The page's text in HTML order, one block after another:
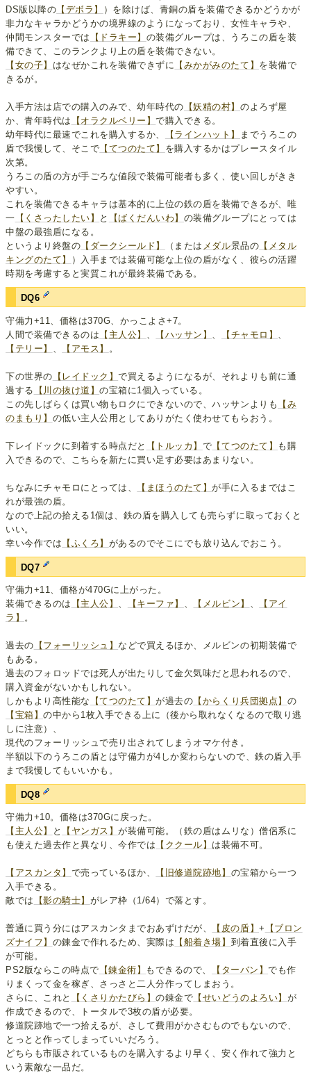
DS版以降の 【デボラ】
）を除けば、青銅の盾を装備できるかどうかが
非力なキャラかどうかの境界線のようになっており、女性キャラや、
仲間モンスターでは
【ドラキー】 の装備グループは、うろこの盾を装
備できて、このランクより上の盾を装備できない。
【女の子】 はなぜかこれを装備できずに 【みかがみのたて】 を装備で
きるが。
入手方法は店での購入のみで、幼年時代の 【妖精の村】のよろず屋
か、青年時代は
【オラクルベリー】で購入できる。
幼年時代に最速でこれを購入するか、
【ラインハット】
までうろこの
盾で我慢して、そこで 【てつのたて】 を購入するかはプレースタイル
次第。
うろこの盾の方が手ごろな値段で装備可能者も多く、使い回しがきき
やすい。
これを装備できるキャラは基本的に上位の鉄の盾を装備できるが、唯
一 【くさったしたい】 と 【ばくだんいわ】 の装備グループにとっては
中盤の最強盾になる。
というより終盤の 【ダークシールド】 （または メダル景品の 【メタル
キングのたて】
）入手までは装備可能な上位の盾がなく、彼らの活躍
時期を考慮すると実質これが最終装備である。
DQ6
守備力+11、価格は370G、かっこよさ+7。
人間で装備できるのは 【主人公】 【ハッサン】 【チャモロ】
【テリー】
【アモス】 。
下の世界の 【レイドック】で買えるようになるが、それよりも前に通
過する
【川の抜け道】の宝箱に1個入っている。
この先しばらくは買い物もロクにできないので、ハッサンよりも
【み
のまもり】 の低い主人公用としてありがたく使わせてもらおう。
下レイドックに到着する時点だと 【トルッカ】 で 【てつのたて】
も購
入できるので、こちらを新たに買い足す必要はあまりない。
ちなみにチャモロにとっては、 【まほうのたて】が手に入るまではこ
れが最強の盾。
なので上記の拾える1個は、鉄の盾を購入しても売らずに取っておくと
いい。
幸い今作では 【ふくろ】 があるのでそこにでも放り込んでおこう。
DQ7
守備力+11、価格が470Gに上がった。
装備できるのは
【主人公】 【キーファ】 【メルビン】
【アイ
ラ】
。
過去の 【フォーリッシュ】 などで買えるほか、メルビンの初期装備で
もある。
過去のフォロッドでは死人が出たりして金欠気味だと思われるので、
購入資金がないかもしれない。
しかもより高性能な
【てつのたて】が過去の 【からくり兵団拠点】 の
【宝箱】の中から1枚入手できる上に（後から取れなくなるので取り逃
しに注意）、
現代のフォーリッシュで売り出されてしまうオマケ付き。
半額以下のうろこの盾とは守備力が4しか変わらないので、鉄の盾入手
まで我慢してもいいかも。
DQ8
守備力+10。価格は370Gに戻った。
【主人公】
と 【ヤンガス】が装備可能。（鉄の盾はムリな）僧侶系に
も使えた過去作と異なり、今作では 【ククール】 は装備不可。
【アスカンタ】 で売っているほか、 【旧修道院跡地】 の宝箱から一つ
入手できる。
敵では
【影の騎士】 がレア枠（1/64）で落とす。
普通に買う分にはアスカンタまでおあずけだが、 【皮の盾】+
【ブロン
ズナイフ】 の錬金で作れるため、実際は 【船着き場】 到着直後に入手
が可能。
PS2版ならこの時点で 【錬金術】 もできるので、 【ターバン】でも作
りまくって金を稼ぎ、さっさと二人分作ってしまおう。
さらに、これと
【くさりかたびら】の錬金で 【せいどうのよろい】 が
作成できるので、トータルで3枚の盾が必要。
修道院跡地で一つ拾えるが、さして費用がかさむものでもないので、
とっとと作ってしまっていいだろう。
どちらも市販されているものを購入するより早く、安く作れて強力と
いう素敵な一品だ。